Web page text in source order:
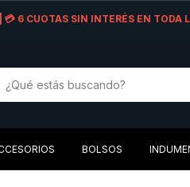
6 CUOTAS SIN INTERÉS EN
BOLSOS